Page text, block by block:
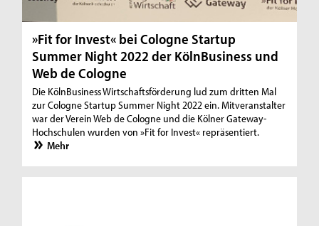
»Fit for Invest« bei Cologne Startup
Summer Night 2022 der KölnBusiness und
Web de Cologne
Die KölnBusiness Wirtschaftsförderung lud zum dritten Mal
zur Cologne Startup Summer Night 2022 ein. Mitveranstalter
war der Verein Web de Cologne und die Kölner Gateway-
Hochschulen wurden von »Fit for Invest« repräsentiert.
Mehr